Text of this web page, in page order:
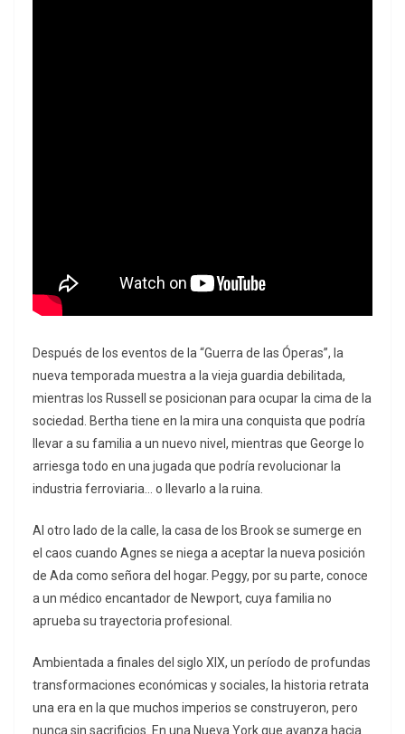
Después de los eventos de la “Guerra de las Óperas”, la
nueva temporada muestra a la vieja guardia debilitada,
mientras los Russell se posicionan para ocupar la cima de la
sociedad. Bertha tiene en la mira una conquista que podría
llevar a su familia a un nuevo nivel, mientras que George lo
arriesga todo en una jugada que podría revolucionar la
industria ferroviaria… o llevarlo a la ruina.
Al otro lado de la calle, la casa de los Brook se sumerge en
el caos cuando Agnes se niega a aceptar la nueva posición
de Ada como señora del hogar. Peggy, por su parte, conoce
a un médico encantador de Newport, cuya familia no
aprueba su trayectoria profesional.
Ambientada a finales del siglo XIX, un período de profundas
transformaciones económicas y sociales, la historia retrata
una era en la que muchos imperios se construyeron, pero
nunca sin sacrificios. En una Nueva York que avanza hacia